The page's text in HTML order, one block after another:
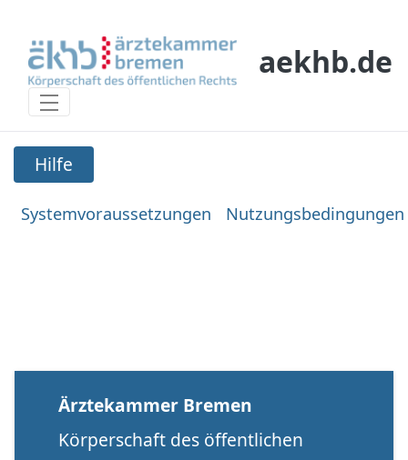
aekhb.de
Hilfe
Hilfe
Systemvoraussetzungen Nutzungsbedingungen
Ärztekammer Bremen
Körperschaft des öffentlichen